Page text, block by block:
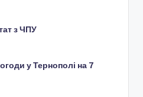
з ЧПУ
у Тернополі на 7